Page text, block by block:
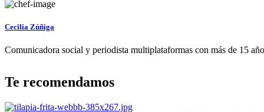
Cecilia Zúñiga
Comunicadora social y periodista multiplataformas con más de 15
Te recomendamos